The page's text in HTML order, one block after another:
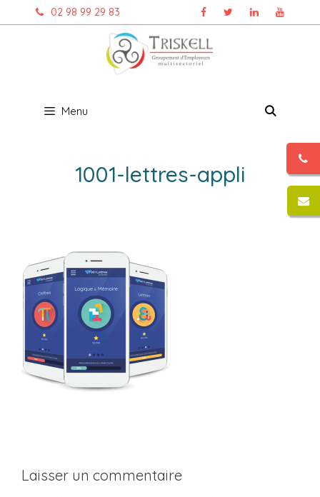
au
02 98 99 29 83
Menu
1001-lettres-appli
Laisser un commentaire